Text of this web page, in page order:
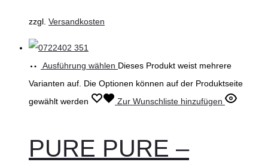
zzgl. Versandkosten
Ausführung wählen Dieses Produkt weist mehrere
Varianten auf. Die Optionen können auf der Produktseite
gewählt werden
Zur Wunschliste hinzufügen
PURE PURE –